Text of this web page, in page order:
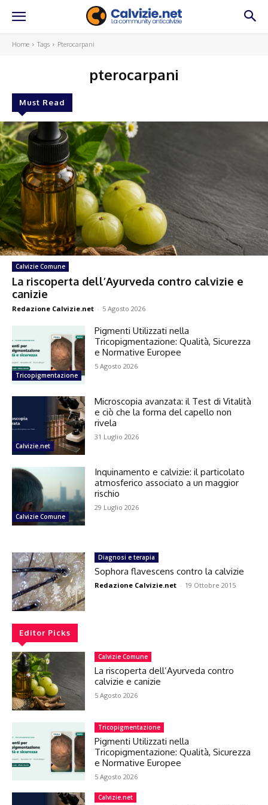
Home Tags Pterocarpani
pterocarpani
Must Read
Calvizie Comune
La riscoperta dell’Ayurveda contro calvizie e
canizie
Redazione Calvizie.net - 5 Agosto 2026
Tricopigmentazione
Pigmenti Utilizzati nella
Tricopigmentazione: Qualità, Sicurezza
e Normative Europee
5 Agosto 2026
Calvizie.net
Microscopia avanzata: il Test di Vitalità
e ciò che la forma del capello non
rivela
31 Luglio 2026
Calvizie Comune
Inquinamento e calvizie: il particolato
atmosferico associato a un maggior
rischio
29 Luglio 2026
Diagnosi e terapia
Sophora flavescens contro la calvizie
Redazione Calvizie.net - 19 Ottobre 2015
Editor Picks
Calvizie Comune
La riscoperta dell’Ayurveda contro
calvizie e canizie
5 Agosto 2026
Tricopigmentazione
Pigmenti Utilizzati nella
Tricopigmentazione: Qualità, Sicurezza
e Normative Europee
5 Agosto 2026
Calvizie.net